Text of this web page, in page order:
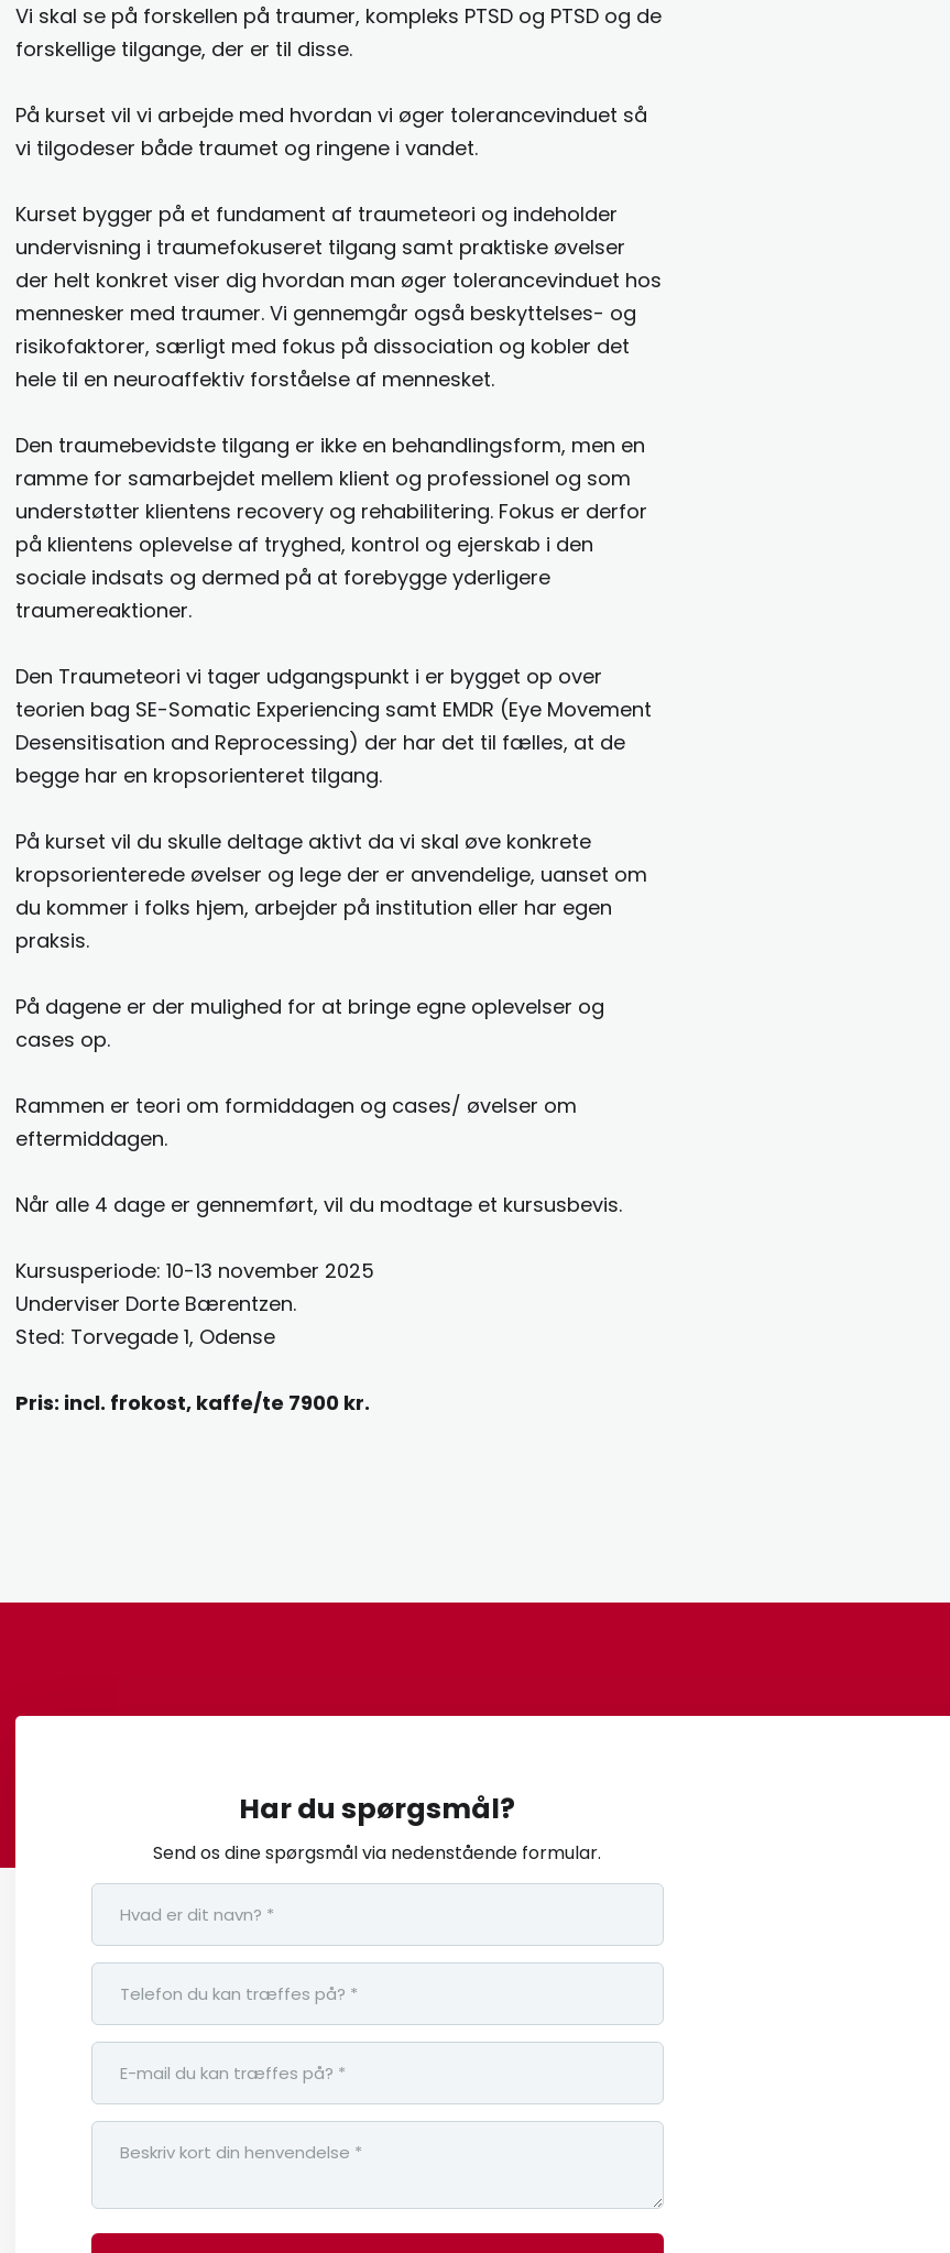
Vi skal se på forskellen på traumer, kompleks PTSD og PTSD og de
forskellige tilgange, der er til disse.
På kurset vil vi arbejde med hvordan vi øger tolerancevinduet så
vi tilgodeser både traumet og ringene i vandet.
Kurset bygger på et fundament af traumeteori og indeholder
undervisning i traumefokuseret tilgang samt praktiske øvelser
der helt konkret viser dig hvordan man øger tolerancevinduet hos
mennesker med traumer. Vi gennemgår også beskyttelses- og
risikofaktorer, særligt med fokus på dissociation og kobler det
hele til en neuroaffektiv forståelse af mennesket.
Den traumebevidste tilgang er ikke en behandlingsform, men en
ramme for samarbejdet mellem klient og professionel og som
understøtter klientens recovery og rehabilitering. Fokus er derfor
på klientens oplevelse af tryghed, kontrol og ejerskab i den
sociale indsats og dermed på at forebygge yderligere
traumereaktioner.
Den Traumeteori vi tager udgangspunkt i er bygget op over
teorien bag SE-Somatic Experiencing samt EMDR (Eye Movement
Desensitisation and Reprocessing) der har det til fælles, at de
begge har en kropsorienteret tilgang.
På kurset vil du skulle deltage aktivt da vi skal øve konkrete
kropsorienterede øvelser og lege der er anvendelige, uanset om
du kommer i folks hjem, arbejder på institution eller har egen
praksis.
På dagene er der mulighed for at bringe egne oplevelser og
cases op.
Rammen er teori om formiddagen og cases/ øvelser om
eftermiddagen.
Når alle 4 dage er gennemført, vil du modtage et kursusbevis.
Kursusperiode: 10-13 november 2025
Underviser Dorte Bærentzen.
Sted: Torvegade 1, Odense
Pris: incl. frokost, kaffe/te 7900 kr.
Har du spørgsmål?
Send os dine spørgsmål via nedenstående formular.​